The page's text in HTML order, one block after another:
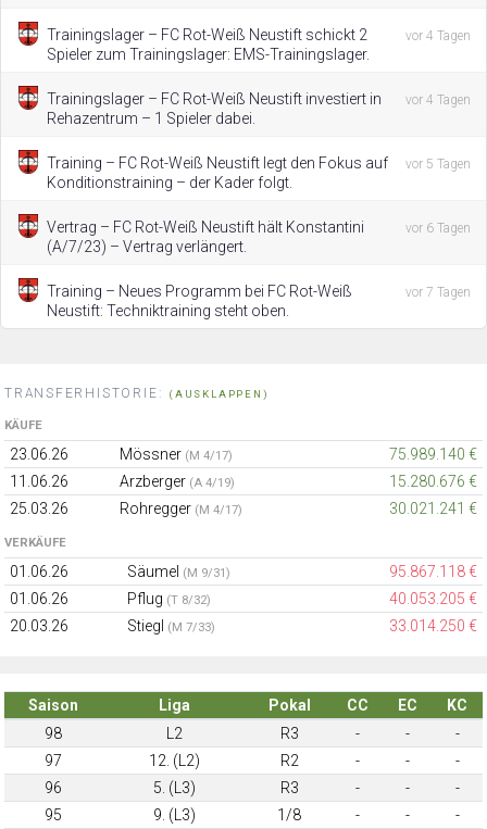
Trainingslager – FC Rot-Weiß Neustift schickt 2
Spieler zum Trainingslager: EMS-Trainingslager.
vor 4 Tagen
Trainingslager – FC Rot-Weiß Neustift investiert in
Rehazentrum – 1 Spieler dabei.
vor 4 Tagen
Training – FC Rot-Weiß Neustift legt den Fokus auf
Konditionstraining – der Kader folgt.
vor 5 Tagen
Vertrag – FC Rot-Weiß Neustift hält Konstantini
(A/7/23) – Vertrag verlängert.
vor 6 Tagen
Training – Neues Programm bei FC Rot-Weiß
Neustift: Techniktraining steht oben.
vor 7 Tagen
TRANSFERHISTORIE: (AUSKLAPPEN)
KÄUFE
23.06.26 Mössner (M 4/17)
75.989.140 €
11.06.26
Arzberger (A 4/19)
15.280.676 €
25.03.26
Rohregger (M 4/17) 30.021.241 €
VERKÄUFE
01.06.26 Säumel (M 9/31)
95.867.118 €
01.06.26
Pflug (T 8/32)
40.053.205 €
20.03.26
Stiegl (M 7/33) 33.014.250 €
Saison Liga Pokal CC EC
KC
98
L2 R3 - -
-
97
12. (L2) R2 - -
-
96
5. (L3) R3 - -
-
95
9. (L3) 1/8 - - -